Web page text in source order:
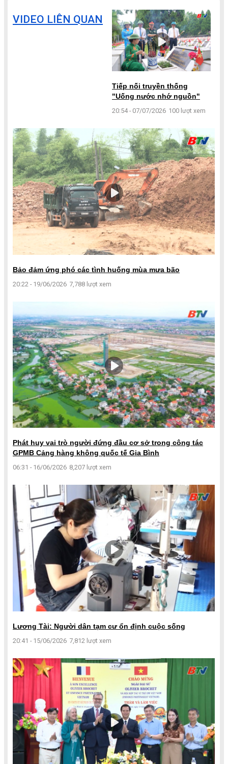
VIDEO LIÊN QUAN
Tiếp nối truyền thống
"Uống nước nhớ nguồn"
20:54 - 07/07/2026 100 lượt xem
Bảo đảm ứng phó các tình huống mùa mưa bão
20:22 - 19/06/2026 7,788 lượt xem
Phát huy vai trò người đứng đầu cơ sở trong công tác
GPMB Cảng hàng không quốc tế Gia Bình
06:31 - 16/06/2026 8,207 lượt xem
Lương Tài: Người dân tạm cư ổn định cuộc sống
20:41 - 15/06/2026 7,812 lượt xem